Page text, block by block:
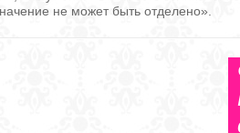
не может быть отделено».